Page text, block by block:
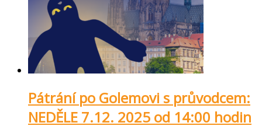
Pátrání po Golemovi s průvodcem:
NEDĚLE 7.12. 2025 od 14:00 hodin